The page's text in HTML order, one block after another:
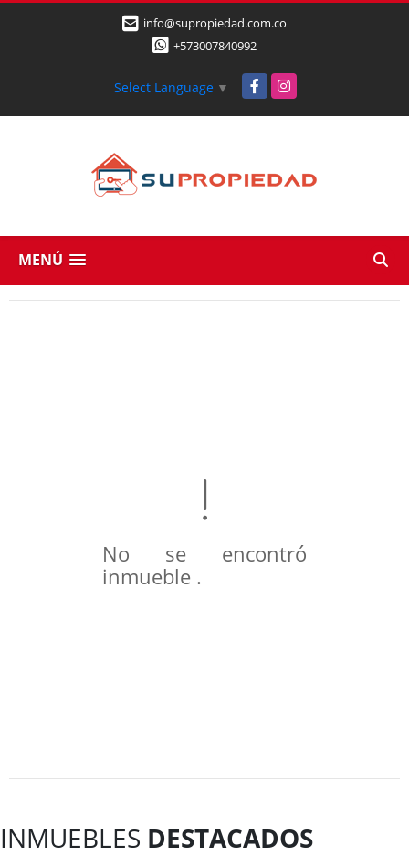
info@supropiedad.com.co
+573007840992
Select Language ▼ FacebookInstagram
MENÚ
No se encontró
inmueble .
INMUEBLES DESTACADOS